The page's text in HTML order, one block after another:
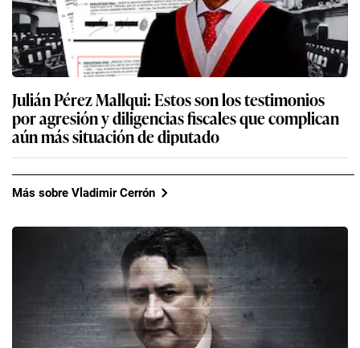
Julián Pérez Mallqui: Estos son los testimonios
por agresión y diligencias fiscales que complican
aún más situación de diputado
Más sobre Vladimir Cerrón